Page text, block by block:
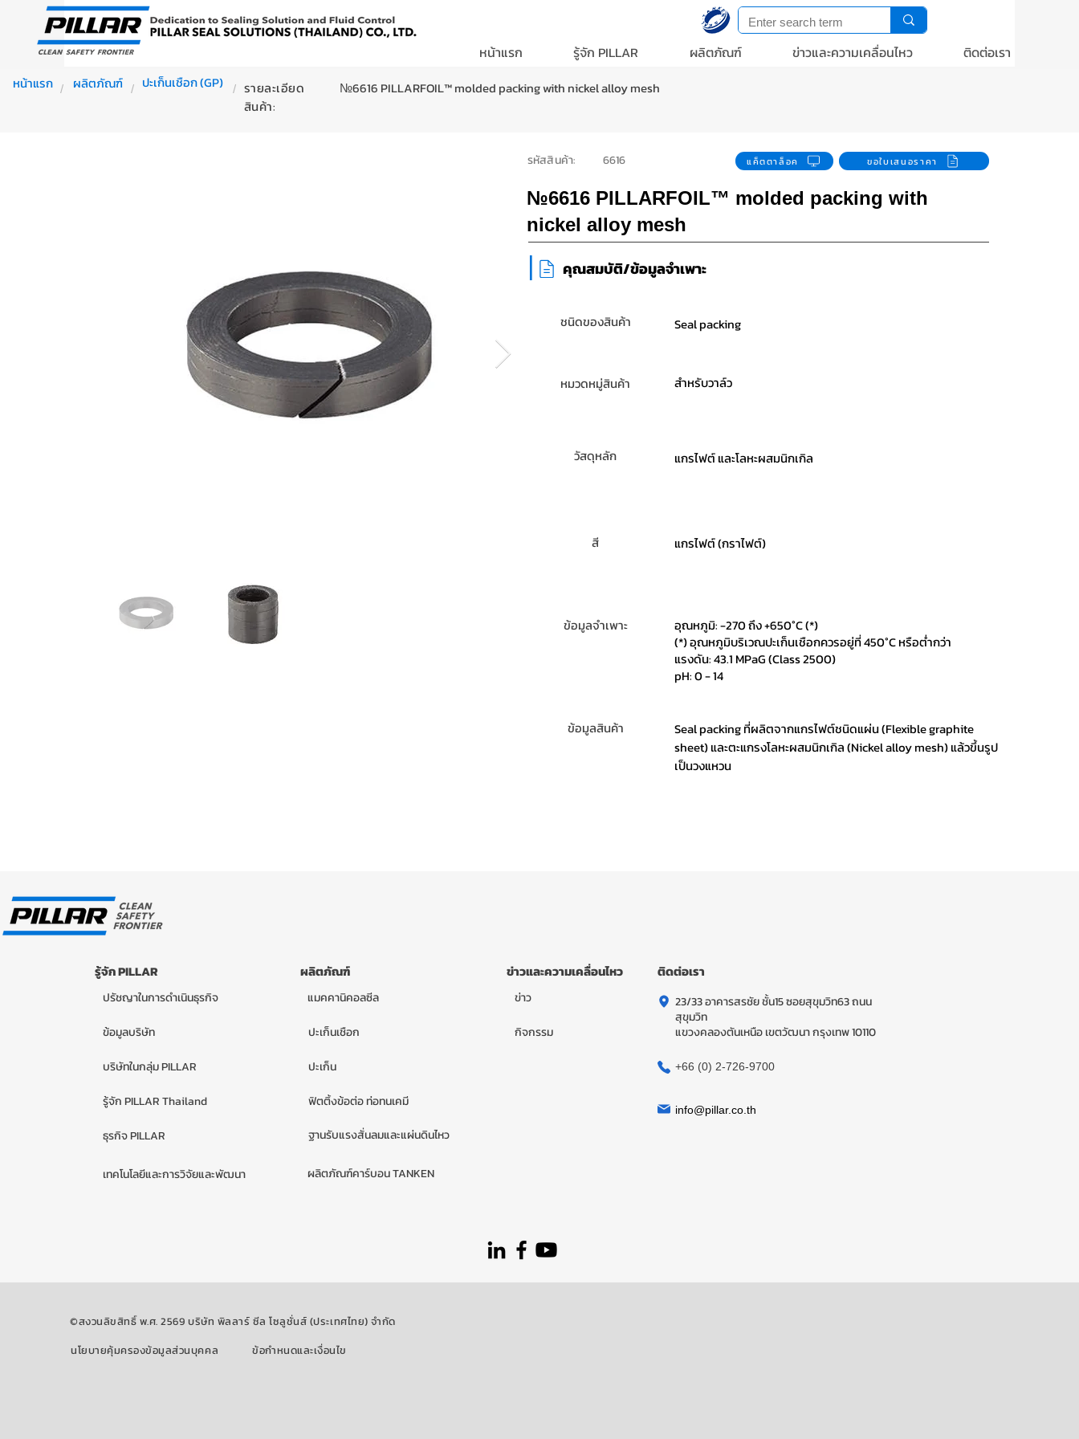
หน้าแรก รู้จัก PILLAR ผลิตภัณฑ์ ข่าวและความเคลื่อนไหว ติดต่อเรา
หน้าแรก / ผลิตภัณฑ์ / ปะเก็นเชือก (GP) / รายละเอียด
สินค้า:
№6616 PILLARFOIL™ molded packing with nickel alloy mesh
รหัสสินค้า: 6616 แค็ตตาล็อค ขอใบเสนอราคา
№6616 PILLARFOIL™ molded packing with
nickel alloy mesh
คุณสมบัติ/ข้อมูลจำเพาะ
|
ชนิดของสินค้า Seal packing
หมวดหมู่สินค้า สำหรับวาล์ว
วัสดุหลัก แกรไฟต์ และโลหะผสมนิกเกิล
สี แกรไฟต์ (กราไฟต์)
ข้อมูลจำเพาะ
อุณหภูมิ: -270 ถึง +650°C (*)
(*) อุณหภูมิบริเวณปะเก็นเชือกควรอยู่ที่ 450°C หรือต่ำกว่า
แรงดัน: 43.1 MPaG (Class 2500)
pH: 0 - 14
ข้อมูลสินค้า
Seal packing ที่ผลิตจากแกรไฟต์ชนิดแผ่น (Flexible graphite
sheet) และตะแกรงโลหะผสมนิกเกิล (Nickel alloy mesh) แล้วขึ้นรูป
เป็นวงแหวน
รู้จัก PILLAR
ปรัชญาในการดำเนินธุรกิจ
ข้อมูลบริษัท
บริษัทในกลุ่ม PILLAR
รู้จัก PILLAR Thailand
ธุรกิจ PILLAR
เทคโนโลยีและการวิจัยและพัฒนา
ผลิตภัณฑ์
แมคคานิคอลซีล
ปะเก็นเชือก
ปะเก็น
ฟิตติ้งข้อต่อ ท่อทนเคมี
ฐานรับแรงสั่นลมและแผ่นดินไหว
ผลิตภัณฑ์คาร์บอน TANKEN
ข่าวและความเคลื่อนไหว
ข่าว
กิจกรรม
ติดต่อเรา
23/33 อาคารสรชัย ชั้น15 ซอยสุขุมวิท63 ถนน
สุขุมวิท
แขวงคลองตันเหนือ เขตวัฒนา กรุงเทพ 10110
+66 (0) 2-726-9700
info@pillar.co.th
©สงวนลิขสิทธิ์ พ.ศ. 2569 บริษัท พิลลาร์ ซีล โซลูชั่นส์ (ประเทศไทย) จำกัด
นโยบายคุ้มครองข้อมูลส่วนบุคคล
ข้อกำหนดและเงื่อนไข